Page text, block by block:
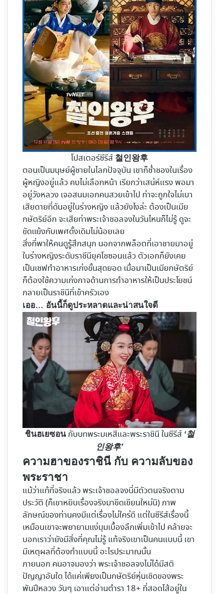
โปสเตอร์ซีรีส์ 철인왕후
ตอนเป็นมนุษย์ผู้ชายในโลกปัจจุบัน เขาก็ช่ำชองในเรื่อง
ผู้หญิงอยู่แล้ว คบไม่เลือกหน้า เรียกว่าเสน่ห์แรง พอมา
อยู่วังหลวง เจอสนมเอกคนสวยเข้าไป ท่าจะถูกใจไม่เบา
เสียดายที่ดันอยู่ในร่างหญิง แล้วยังไงล่ะ ต้องเป็นเมีย
กษัตริย์อีก จะเสียท่าพระเจ้าชอลจงในวันไหนก็ไม่รู้ ดูจะ
ขัดแย้งกับเพศดั้งเดิมไม่น้อยเลย
สิ่งที่พาให้คนดูรู้สึกสนุก นอกจากพล็อตที่เอาชายมาอยู่
ในร่างหญิงระดับราชีนียุคโชซอนแล้ว ตัวเอกก็ยังเคย
เป็นเชฟทำอาหารเก่งขั้นสุดยอด เมื่อมาเป็นเมียกษัตริย์
ก็ต้องใช้ความเก่งกาจด้านการทำอาหารให้เป็นประโยชน์
กลายเป็นราชินีที่เข้าครัวเอง
เออ… อันนี้ก็ดูประหลาดและน่าสนใจดี
ชินฮเยซอนกับบทพระมเหสีและพระราชินี ในซีรีส์ ‘철
인왕후’
ความฮาของราชินี กับ ความลับของ
พระราชา
แม้ว่าแท้ที่จริงแล้ว พระเจ้าชอลจงนี่มีตัวตนจริงตาม
ประวัติ (ก็เขาหยิบเรื่องจริงมาขีดเขียนใหม่นิ) ภาพ
ลักษณ์ของท่านคงมีแต่เรื่องไม่ใคร่ดี แต่ในซีรีส์เรื่องนี้
เหมือนเขาจะพยายามแง่มุมเบื้องลึกเพิ่มเข้าไป คล้ายจะ
บอกเราว่ายังมีสิ่งที่คุณไม่รู้ แท้จริงเขาเป็นคนแบบนี้ เขา
มีเหตุผลที่ต้องทำแบบนี้ อะไรประมาณนั้น
ภายนอก คนอาจมองว่า พระเจ้าชอลจงไม่ได้มีสติ
ปัญญาอันใด ได้แค่เพียงเป็นกษัตริย์หุ่นเชิดของพระ
พันปีหลวง วันๆ เอาแต่อ่านตำรา 18+ ที่สอดไส้อยู่ใน